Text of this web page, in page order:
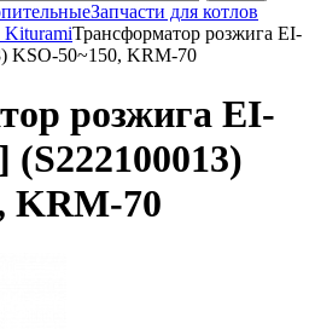
Запчасти для котлов
KituramiТрансформатор розжига EI-
KSO-50~150, KRM-70
розжига EI-
KRM-70